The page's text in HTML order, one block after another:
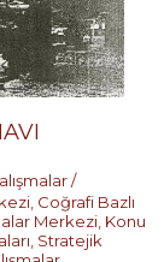
/
Coğrafi Bazlı
Merkezi Konu
Stratejik